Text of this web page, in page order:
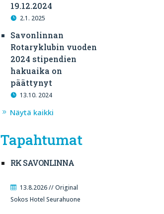
19.12.2024
2.1. 2025
Savonlinnan
Rotaryklubin vuoden
2024 stipendien
hakuaika on
päättynyt
13.10. 2024
Näytä kaikki
Tapahtumat
RK SAVONLINNA
13.8.2026 // Original
Sokos Hotel Seurahuone